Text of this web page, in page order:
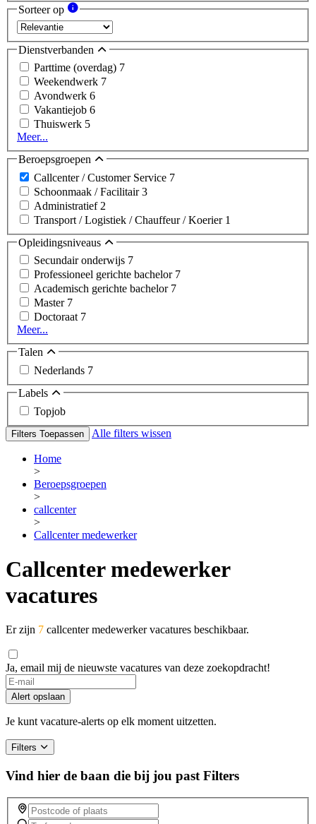
Sorteer op
Dienstverbanden
Parttime (overdag) 7
Weekendwerk 7
Avondwerk 6
Vakantiejob 6
Thuiswerk 5
Meer...
Beroepsgroepen
Callcenter / Customer Service 7
Schoonmaak / Facilitair3
Administratief 2
Transport / Logistiek / Chauffeur / Koerier 1
Opleidingsniveaus
Secundair onderwijs 7
Professioneel gerichte bachelor 7
Academisch gerichte bachelor 7
Master 7
Doctoraat 7
Meer...
Talen
Nederlands 7
Labels
Topjob
Filters Toepassen Alle filters wissen
Home
>
Beroepsgroepen
>
callcenter
>
Callcenter medewerker
Callcenter medewerker
vacatures
Er zijn 7 callcenter medewerker vacatures beschikbaar.
Ja, email mij de nieuwste vacatures van deze zoekopdracht!
Alert opslaan
Je kunt vacature-alerts op elk moment uitzetten.
Filters
Vind hier de baan die bij jou past Filters